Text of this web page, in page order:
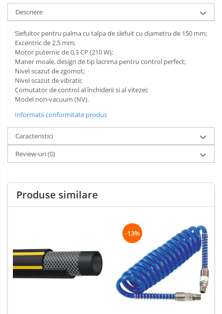
Descriere
Slefuitor pentru palma cu talpa de slefuit cu diametru de 150 mm;
Excentric de 2,5 mm;
Motor puternic de 0,3 CP (210 W);
Maner moale, design de tip lacrima pentru control perfect;
Nivel scazut de zgomot;
Nivel scazut de vibratii;
Comutator de control al închiderii si al vitezei;
Model non-vacuum (NV).
Informatii conformitate produs
Caracteristici
Review-uri(0)
Produse similare
-13%